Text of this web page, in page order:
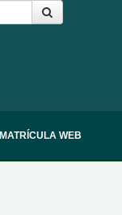
MATRÍCULA WEB